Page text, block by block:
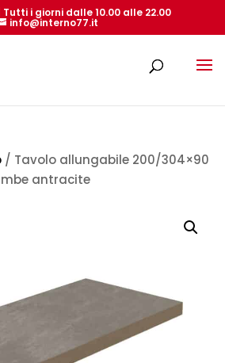
i giorni dalle 10.00 alle 22.00
info@interno77.it
/ Tavolo allungabile 200/304×90
antracite